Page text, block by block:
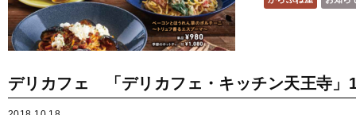
デリカフェ 「デリカフェ・キッチン天王寺」